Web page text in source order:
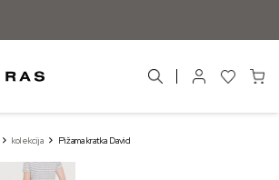
kolekcija Pižama kratka David